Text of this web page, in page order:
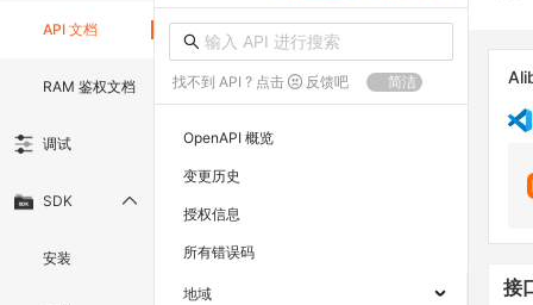
API 文档
RAM 鉴权文档
调试
SDK
安装
找不到 API ? 点击 反馈吧 简洁
OpenAPI 概览
变更历史
授权信息
所有错误码
地域 接